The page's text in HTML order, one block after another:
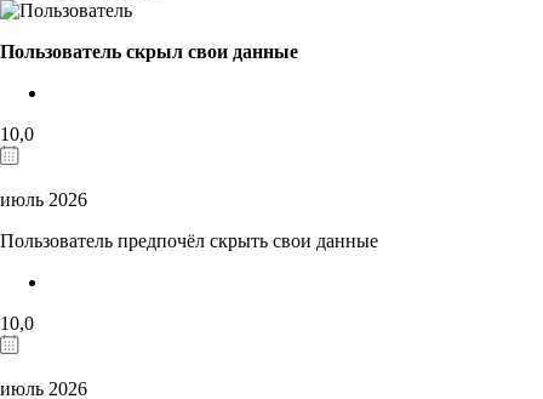
Пользователь скрыл свои данные
10,0
июль 2026
Пользователь предпочёл скрыть свои данные
10,0
июль 2026